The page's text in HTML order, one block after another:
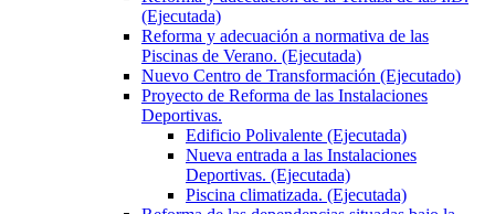
(Ejecutada)
Reforma y adecuación a normativa de las
Piscinas de Verano. (Ejecutada)
Nuevo Centro de Transformación (Ejecutado)
Proyecto de Reforma de las Instalaciones
Deportivas.
Edificio Polivalente (Ejecutada)
Nueva entrada a las Instalaciones
Deportivas. (Ejecutada)
Piscina climatizada. (Ejecutada)